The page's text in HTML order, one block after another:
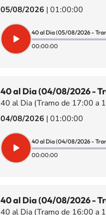
05/08/2026 | 01:00:00
40 al Dia (05/08/2026 -
00:00:00
40 al Dia (04/08/2026 -
40 al Dia (Tramo de 17:00 a
04/08/2026 | 01:00:00
40 al Dia (04/08/2026 -
00:00:00
40 al Dia (04/08/2026 -
40 al Dia (Tramo de 16:00 a